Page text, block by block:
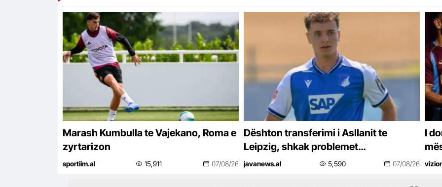
Marash Kumbulla te Vajekano, Roma e
zyrtarizon
sportiim.al 15,911 07/08/26
Dështon transferimi i Asllanit te
Leipzig, shkak problemet
shëndetësore!
javanews.al 5,590 07/08/26
I